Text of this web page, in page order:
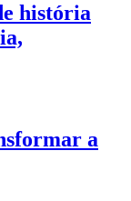
história
a